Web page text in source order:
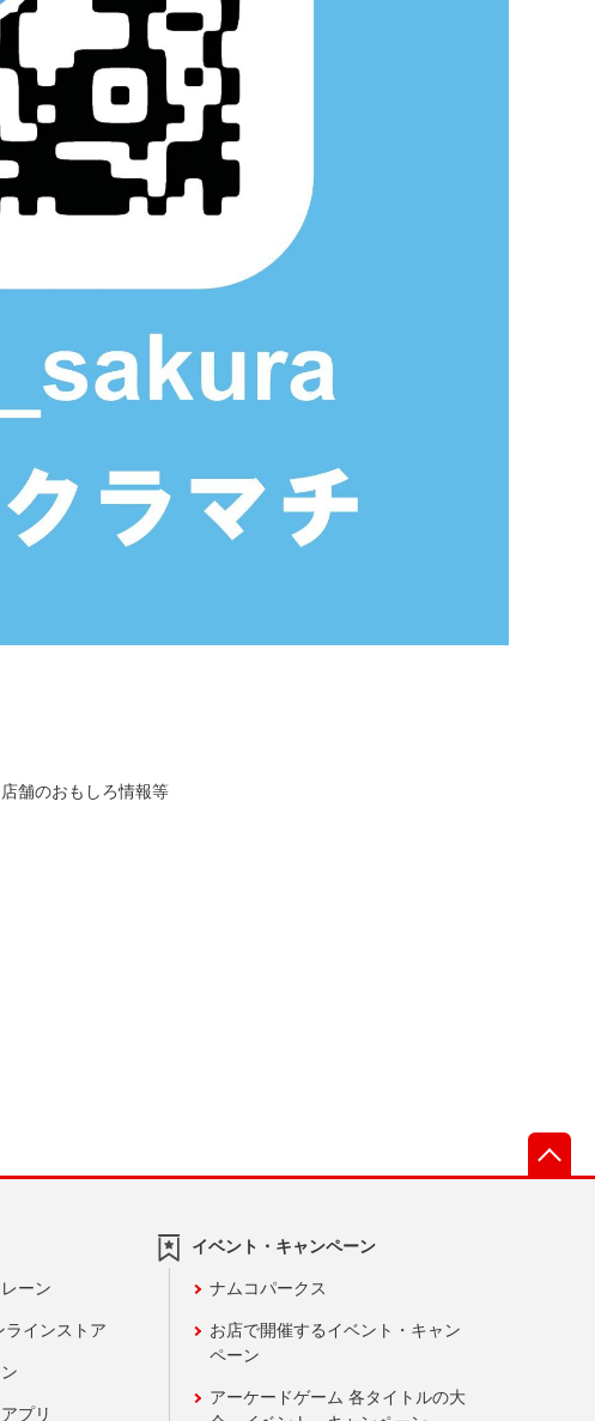
舗のおもしろ情報等
ーン
ラインストア
プリ
イベント・キャンペーン
ナムコパークス
お店で開催するイベント・キャン
ペーン
アーケードゲーム 各タイトルの大